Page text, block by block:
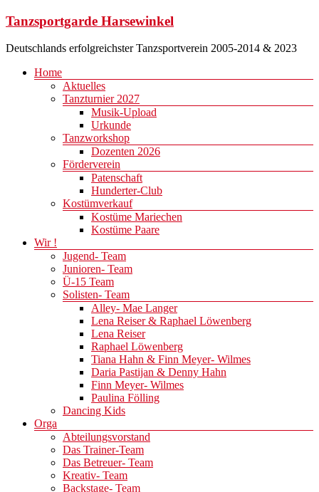
Zum
springen
Tanzsportgarde Harsewinkel
Deutschlands erfolgreichster Tanzsportverein 2005-2014 & 2023
Menü
Home
Aktuelles
Tanzturnier 2027
Musik-Upload
Urkunde
Tanzworkshop
Dozenten 2026
Förderverein
Patenschaft
Hunderter-Club
Kostümverkauf
Kostüme Mariechen
Kostüme Paare
Wir !
Jugend- Team
Junioren- Team
Ü-15 Team
Solisten- Team
Alley- Mae Langer
Lena Reiser & Raphael Löwenberg
Lena Reiser
Raphael Löwenberg
Tiana Hahn & Finn Meyer- Wilmes
Daria Pastijan & Denny Hahn
Finn Meyer- Wilmes
Paulina Fölling
Dancing Kids
Orga
Abteilungsvorstand
Das Trainer-Team
Das Betreuer- Team
Kreativ- Team
Backstage- Team